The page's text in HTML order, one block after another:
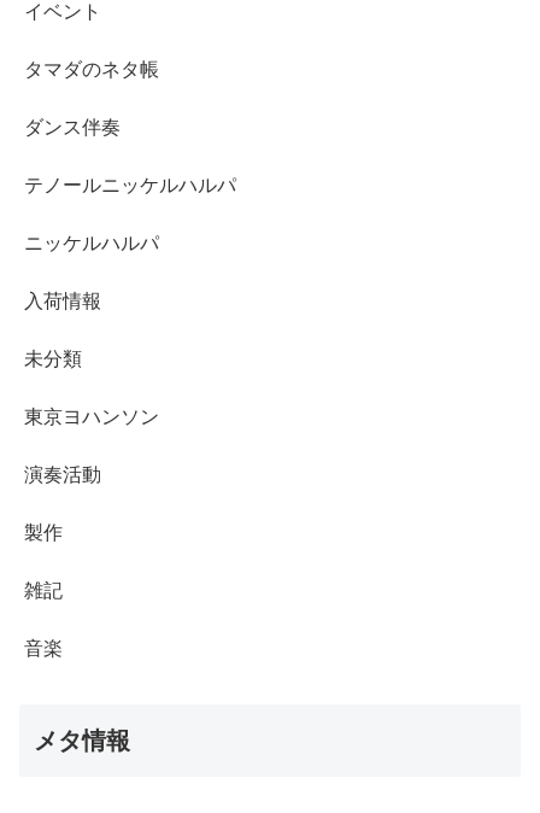
イベント
タマダのネタ帳
ダンス伴奏
テノールニッケルハルパ
ニッケルハルパ
入荷情報
未分類
東京ヨハンソン
演奏活動
製作
雑記
音楽
メタ情報